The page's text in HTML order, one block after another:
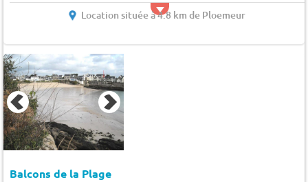
Location située à 4.8 km de Ploemeur
Balcons de la Plage